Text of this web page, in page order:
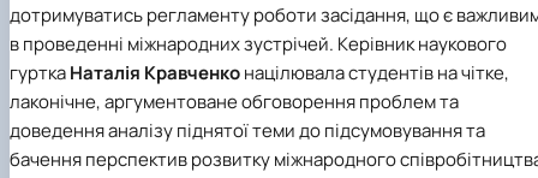
дотримуватись регламенту роботи засідання, що є
в проведенні міжнародних зустрічей. Керівник наукового
гурткаНаталія Кравченконацілювала студентів на чітке,
лаконічне, аргументоване обговорення проблем та
доведення аналізу піднятої теми до підсумовування та
бачення перспектив розвитку міжнародного